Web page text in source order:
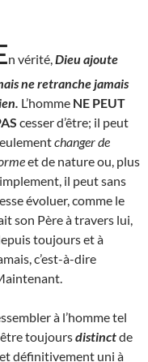
n vérité, Dieu ajoute
ne retranche jamais
L’homme NE PEUT
cesser d’être; il peut
changer de
et de nature ou, plus
il peut sans
évoluer, comme le
son Père à travers lui,
toujours et à
c’est-à-dire
à l’homme tel
être toujoursdistinctde
définitivement uni à